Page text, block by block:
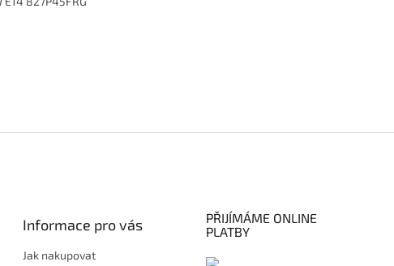
Informace pro vás
Jak nakupovat
PŘIJÍMÁME ONLINE
PLATBY